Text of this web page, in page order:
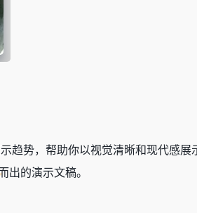
趋势，帮助你以视觉清晰和现代感展
的演示文稿。